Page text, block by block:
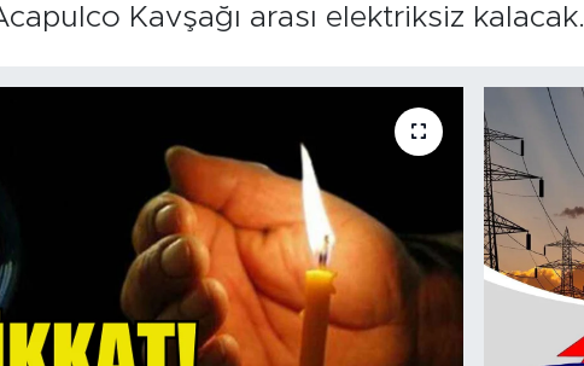
Kavşağı arası elektriksiz kalacak.